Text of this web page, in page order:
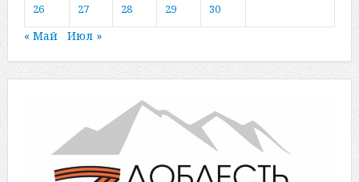
26 27 28 29 30
« Май Июл »